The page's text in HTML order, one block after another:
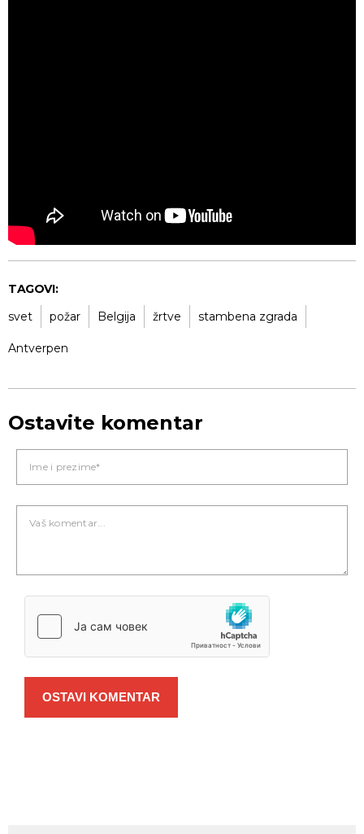
TAGOVI:
svet
požar Belgija žrtve stambena zgrada
Antverpen
Ostavite komentar
OSTAVI KOMENTAR